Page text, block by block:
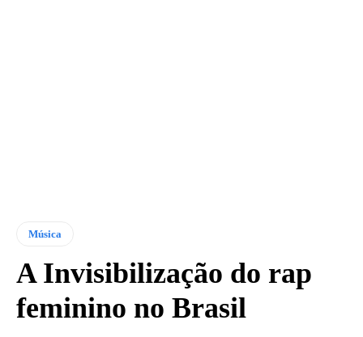
Música
A Invisibilização do rap
feminino no Brasil